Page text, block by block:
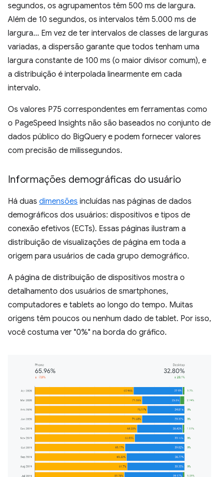
segundos, os agrupamentos têm 500 ms de largura.
Além de 10 segundos, os intervalos têm 5.000 ms de
largura... Em vez de ter intervalos de classes de larguras
variadas, a dispersão garante que todos tenham uma
largura constante de 100 ms (o maior divisor comum), e
a distribuição é interpolada linearmente em cada
intervalo.
Os valores P75 correspondentes em ferramentas como
o PageSpeed Insights não são baseados no conjunto de
dados público do BigQuery e podem fornecer valores
com precisão de milissegundos.
Informações demográficas do usuário
Há duas dimensões incluídas nas páginas de dados
demográficos dos usuários: dispositivos e tipos de
conexão efetivos (ECTs). Essas páginas ilustram a
distribuição de visualizações de página em toda a
origem para usuários de cada grupo demográfico.
A página de distribuição de dispositivos mostra o
detalhamento dos usuários de smartphones,
computadores e tablets ao longo do tempo. Muitas
origens têm poucos ou nenhum dado de tablet. Por isso,
você costuma ver "0%" na borda do gráfico.